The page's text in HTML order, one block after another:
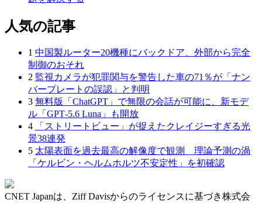
人気の記事
1 中国製ルーター20機種にバックドア、外部から完全
制御のおそれ
2 監視カメラが犯罪関与を警告した車の71％が「ナン
バープレートの誤認」と判明
3 無料版「ChatGPT」で無限の会話が可能に、新モデ
ル「GPT‑5.6 Luna」も開放
4
「ストリートビュー」が捉えたクレイジーすぎる光
景38連発
5 太陽表面を過去最高の解像度で観測 理論予測の渦
「ケルビン・ヘルムホルツ不安定性」を初確認
CNET Japanは、Ziff Davisからのライセンスに基づき株式会